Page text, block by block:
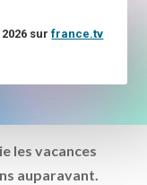
surfrance.tv
les vacances
auparavant.